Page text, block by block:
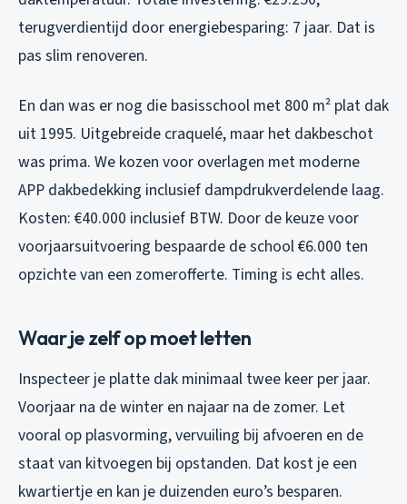
terugverdientijd door energiebesparing: 7 jaar. Dat is
pas slim renoveren.
En dan was er nog die basisschool met 800 m² plat dak
uit 1995. Uitgebreide craquelé, maar het dakbeschot
was prima. We kozen voor overlagen met moderne
APP dakbedekking inclusief dampdrukverdelende laag.
Kosten: €40.000 inclusief BTW. Door de keuze voor
voorjaarsuitvoering bespaarde de school €6.000 ten
opzichte van een zomerofferte. Timing is echt alles.
Waar je zelf op moet letten
Inspecteer je platte dak minimaal twee keer per jaar.
Voorjaar na de winter en najaar na de zomer. Let
vooral op plasvorming, vervuiling bij afvoeren en de
staat van kitvoegen bij opstanden. Dat kost je een
kwartiertje en kan je duizenden euro’s besparen.